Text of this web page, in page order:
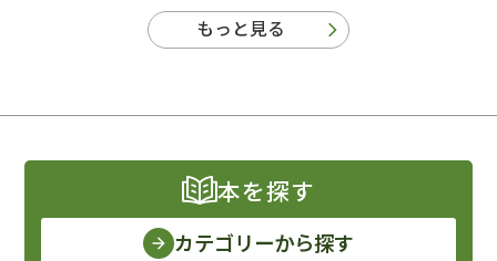
もっと見る
本を探す
カテゴリーから探す